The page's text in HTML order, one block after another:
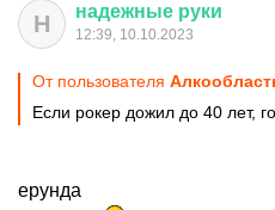
Н надежные руки
12:39, 10.10.2023
От пользователя
Если рокер дожил до 40 лет,
ерунда